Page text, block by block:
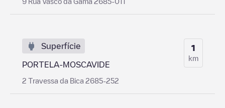
Superfície
PORTELA-MOSCAVIDE
2 Travessa da Bica 2685-252
1
km